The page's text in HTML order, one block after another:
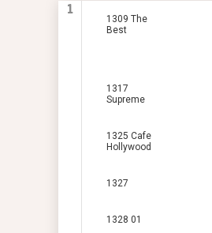
1
1309 The
Best
1317
Supreme
1325 Cafe
Hollywood
1327
1328 01